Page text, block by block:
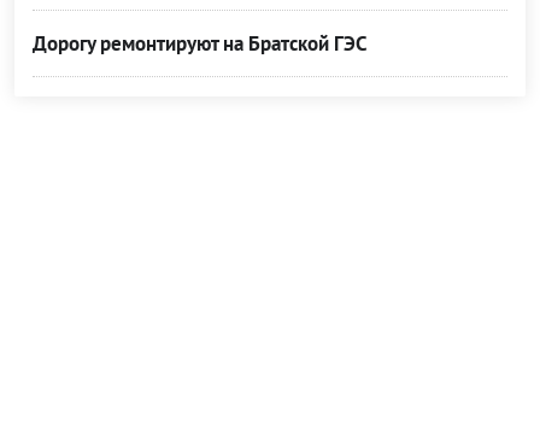
Дорогу ремонтируют на Братской ГЭС